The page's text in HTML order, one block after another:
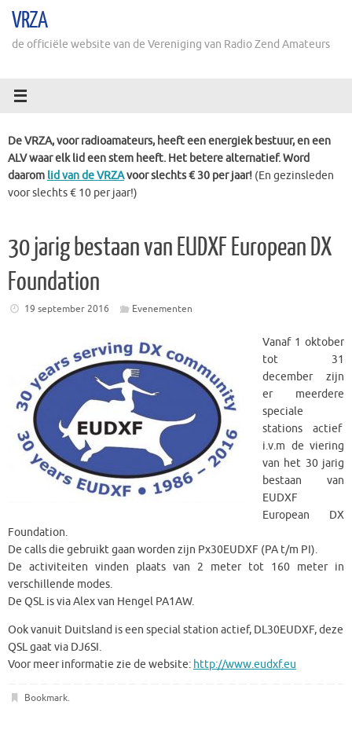
naarVRZA
de officiële website van de Vereniging van Radio Zend Amateurs
De VRZA, voor radioamateurs, heeft een energiek bestuur, en een
ALV waar elk lid een stem heeft. Het betere alternatief. Word
daarom lid van de VRZAvoor slechts € 30 per jaar! (En gezinsleden
voor slechts € 10 per jaar!)
30 jarig bestaan van EUDXF European DX
Foundation
19 september 2016 Evenementen
Vanaf 1 oktober
tot 31
december zijn
er meerdere
speciale
stations actief
i.v.m de viering
van het 30 jarig
bestaan van
EUDXF
European DX
Foundation.
De calls die gebruikt gaan worden zijn Px30EUDXF (PA t/m PI).
De activiteiten vinden plaats van 2 meter tot 160 meter in
verschillende modes.
De QSL is via Alex van Hengel PA1AW.
Ook vanuit Duitsland is een special station actief, DL30EUDXF, deze
QSL gaat via DJ6SI.
Voor meer informatie zie de website: http://www.eudxf.eu
Bookmark.